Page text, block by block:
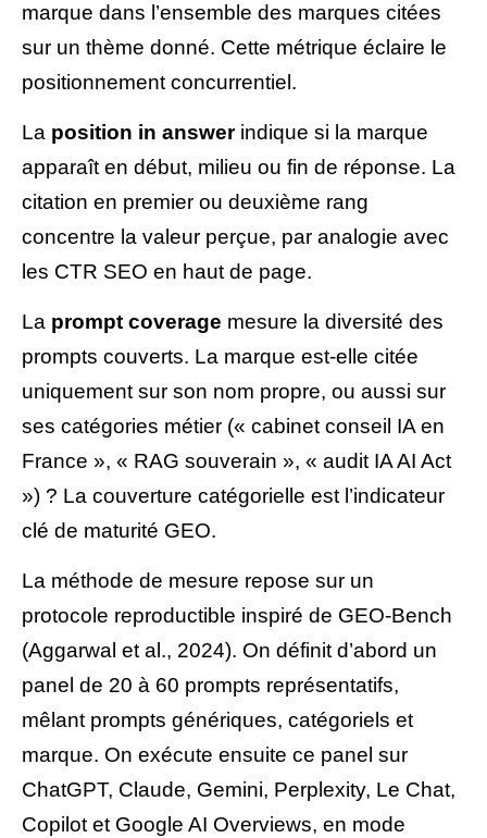
marque dans l’ensemble des marques citées
sur un thème donné. Cette métrique éclaire le
positionnement concurrentiel.
La position in answerindique si la marque
apparaît en début, milieu ou fin de réponse. La
citation en premier ou deuxième rang
concentre la valeur perçue, par analogie avec
les CTR SEO en haut de page.
La prompt coverage mesure la diversité des
prompts couverts. La marque est-elle citée
uniquement sur son nom propre, ou aussi sur
ses catégories métier (« cabinet conseil IA en
France », « RAG souverain », « audit IA AI Act
») ? La couverture catégorielle est l’indicateur
clé de maturité GEO.
La méthode de mesure repose sur un
protocole reproductible inspiré de GEO-Bench
(Aggarwal et al., 2024). On définit d’abord un
panel de 20 à 60 prompts représentatifs,
mêlant prompts génériques, catégoriels et
marque. On exécute ensuite ce panel sur
ChatGPT, Claude, Gemini, Perplexity, Le Chat,
Copilot et Google AI Overviews, en mode